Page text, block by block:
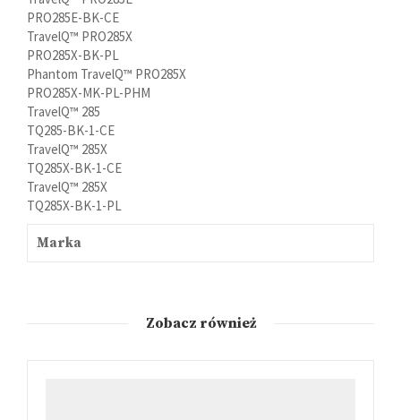
PRO285E-BK-CE
TravelQ™ PRO285X
PRO285X-BK-PL
Phantom TravelQ™ PRO285X
PRO285X-MK-PL-PHM
TravelQ™ 285
TQ285-BK-1-CE
TravelQ™ 285X
TQ285X-BK-1-CE
TravelQ™ 285X
TQ285X-BK-1-PL
Marka
Zobacz również